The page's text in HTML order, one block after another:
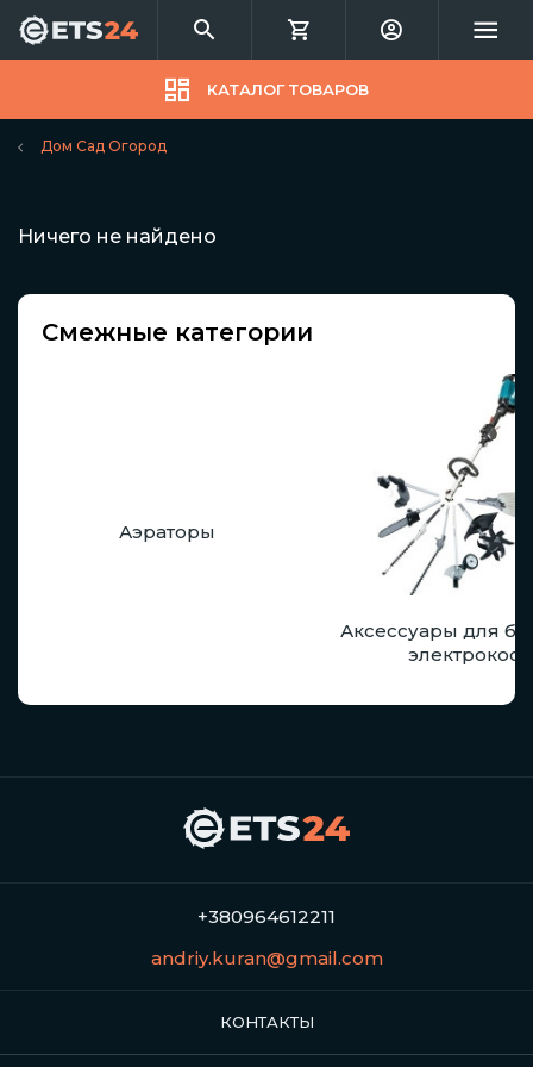
КАТАЛОГ ТОВАРОВ
Дом Сад Огород
Ничего не найдено
Смежные категории
Аэраторы
Аксессуары для
электрокос
+380964612211
andriy.kuran@gmail.com
КОНТАКТЫ